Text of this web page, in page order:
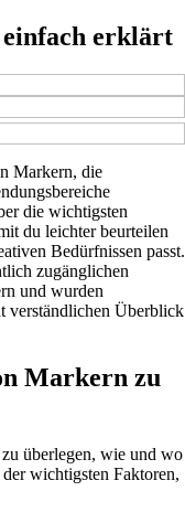
erklärt
Markern, die
die wichtigsten
du leichter beurteilen
Bedürfnissen passt.
zugänglichen
und wurden
verständlichen Überblick
Markern zu
überlegen, wie und wo
wichtigsten Faktoren,